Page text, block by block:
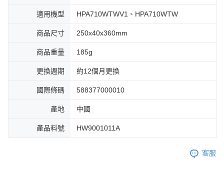
適用機型 HPA710WTWV1、HPA710WTW
商品尺寸 250x40x360mm
商品重量 185g
更換週期 約12個月更換
國際條碼 588377000010
產地 中國
產品料號 HW9001011A
客服